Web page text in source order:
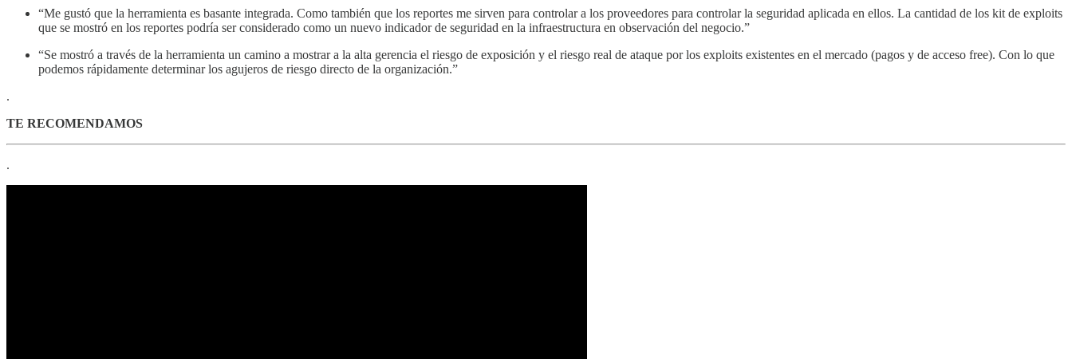
“Me gustó que la herramienta es basante integrada. Como también que los reportes me sirven para controlar a los proveedores para controlar la seguridad aplicada en ellos. La cantidad de los kit de exploits
que se mostró en los reportes podría ser considerado como un nuevo indicador de seguridad en la infraestructura en observación del negocio.”
“Se mostró a través de la herramienta un camino a mostrar a la alta gerencia el riesgo de exposición y el riesgo real de ataque por los exploits existentes en el mercado (pagos y de acceso free). Con lo que
podemos rápidamente determinar los agujeros de riesgo directo de la organización.”
.
TE RECOMENDAMOS
.